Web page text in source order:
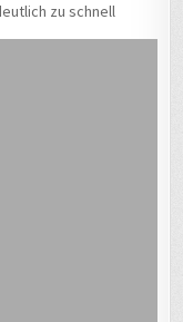
zu schnell